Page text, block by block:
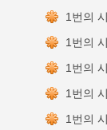
1번의
1번의
1번의
1번의
1번의